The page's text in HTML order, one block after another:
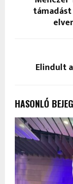
Elindult
HASONLÓ